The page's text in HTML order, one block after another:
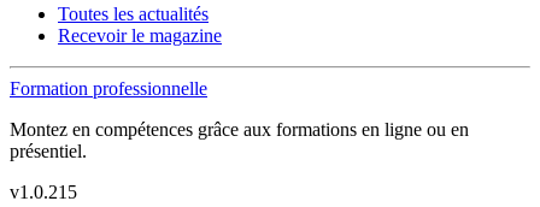
Toutes les actualités
Recevoir le magazine
Formation professionnelle
Montez en compétences grâce aux formations en ligne ou en
présentiel.
v1.0.215